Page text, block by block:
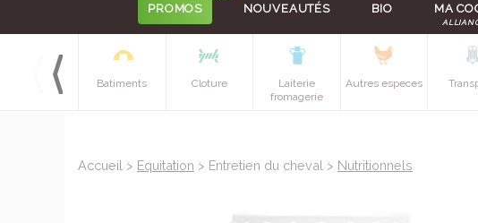
PROMOS NOUVEAUTÉS BIO MA
Equipements
Batiments Cloture
Laiterie
fromagerie
Autres especes
Accueil > Equitation > Entretien du cheval > Nutritionnels